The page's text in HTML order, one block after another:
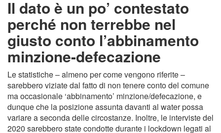
Il dato è un po’ contestato
perché non terrebbe nel
giusto conto l’abbinamento
minzione-defecazione
Le statistiche – almeno per come vengono riferite –
sarebbero viziate dal fatto di non tenere conto del comune
ma occasionale ‘abbinamento’ minzione/defecazione, e
dunque che la posizione assunta davanti al water possa
variare a seconda delle circostanze. Inoltre, le interviste del
2020 sarebbero state condotte durante i lockdown legati al